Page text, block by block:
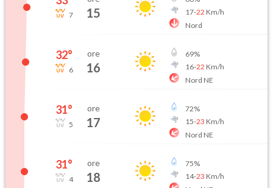
7 15
17-22 Km/h
Nord
32°
6
ore
16
69%
16-22 Km/h
Nord NE
31°
5
ore
17
72%
15-23 Km/h
Nord NE
31°
4
ore
18
75%
14-23 Km/h